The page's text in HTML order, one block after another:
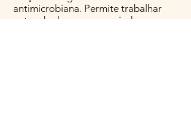
antimicrobiana. Permite trabalhar
antes da doença prevenindo os